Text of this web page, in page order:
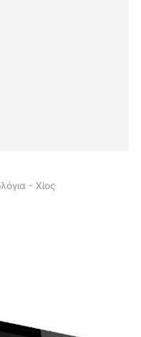
- Χίος